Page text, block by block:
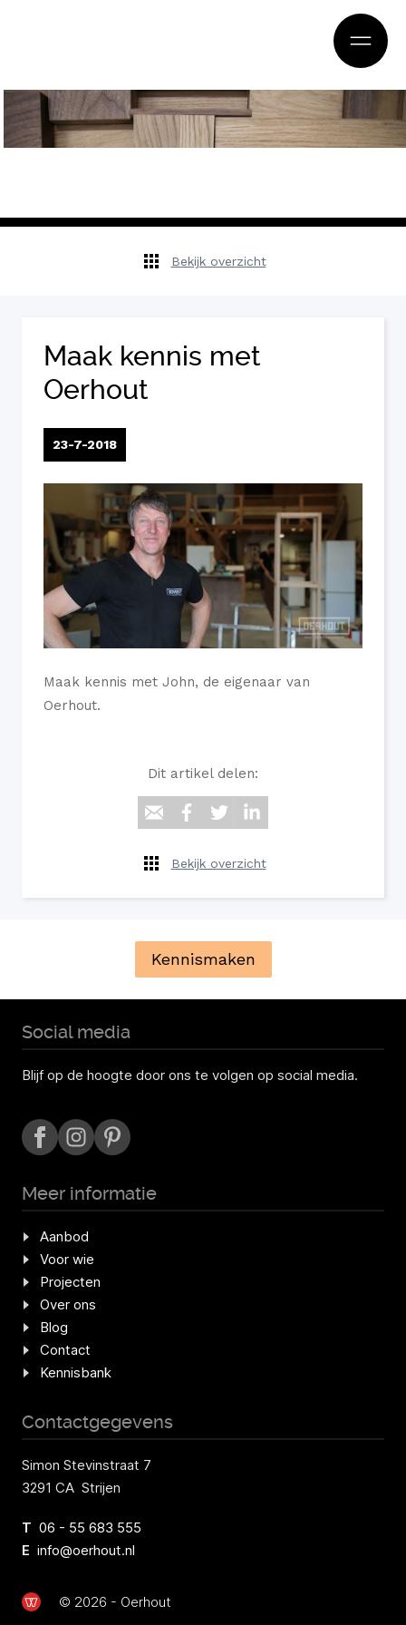
Bekijk overzicht
Maak kennis met
Oerhout
23-7-2018
Maak kennis met John, de eigenaar van
Oerhout.
Dit artikel delen:
Bekijk overzicht
Kennismaken
Social media
Blijf op de hoogte door ons te volgen op social media.
Meer informatie
Aanbod
Voor wie
Projecten
Over ons
Blog
Contact
Kennisbank
Contactgegevens
Simon Stevinstraat 7
3291 CA Strijen
T 06 - 55 683 555
E info@oerhout.nl
© 2026 - Oerhout